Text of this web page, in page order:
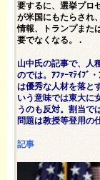
要するに、選挙プロ
が米国にもたらされ
情報、トランプまた
要でなくなる。 .
山中氏の記事で、人
のでは。ｱﾌｧｰﾏﾃｲﾌﾞ
は優秀な人材を落と
いう意味では東大に
うのも反対。割当で
問題は教授等登用の
記事